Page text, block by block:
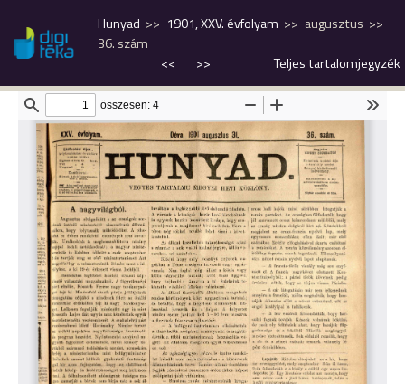
Hunyad 1901, XXV. évfolyam
augusztus
36. szám
<<
>> Teljes tartalomjegyzék